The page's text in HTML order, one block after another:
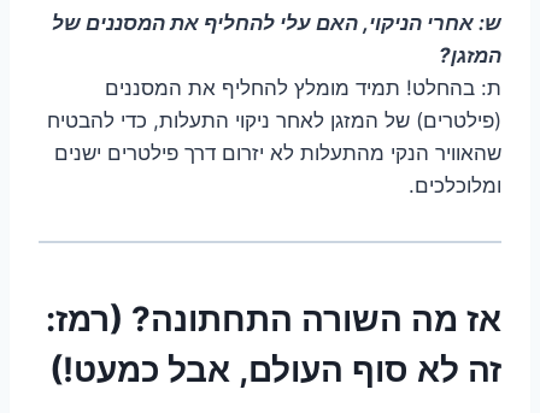
ש: אחרי הניקוי, האם עלי להחליף את המסננים של
המזגן?
ת: בהחלט! תמיד מומלץ להחליף את המסננים
(פילטרים) של המזגן לאחר ניקוי התעלות, כדי להבטיח
שהאוויר הנקי מהתעלות לא יזרום דרך פילטרים ישנים
ומלוכלכים.
אז מה השורה התחתונה? (רמז:
זה לא סוף העולם, אבל כמעט!)